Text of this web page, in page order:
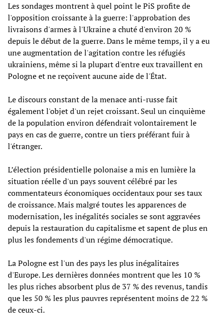
Les sondages montrent à quel point le PiS profite de
l'opposition croissante à la guerre: l'approbation des
livraisons d'armes à l'Ukraine a chuté d'environ 20 %
depuis le début de la guerre. Dans le même temps, il y a eu
une augmentation de l'agitation contre les réfugiés
ukrainiens, même si la plupart d'entre eux travaillent en
Pologne et ne reçoivent aucune aide de l'État.
Le discours constant de la menace anti-russe fait
également l'objet d'un rejet croissant. Seul un cinquième
de la population environ défendrait volontairement le
pays en cas de guerre, contre un tiers préférant fuir à
l'étranger.
L’élection présidentielle polonaise a mis en lumière la
situation réelle d'un pays souvent célébré par les
commentateurs économiques occidentaux pour ses taux
de croissance. Mais malgré toutes les apparences de
modernisation, les inégalités sociales se sont aggravées
depuis la restauration du capitalisme et sapent de plus en
plus les fondements d'un régime démocratique.
La Pologne est l'un des pays les plus inégalitaires
d'Europe. Les dernières données montrent que les 10 %
les plus riches absorbent plus de 37 % des revenus, tandis
que les 50 % les plus pauvres représentent moins de 22 %
de ceux-ci.